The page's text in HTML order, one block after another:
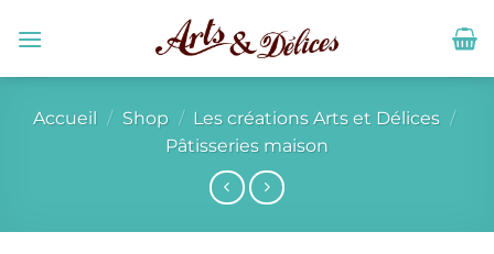
au
Accueil / Shop / Les créations Arts et Délices /
Pâtisseries maison